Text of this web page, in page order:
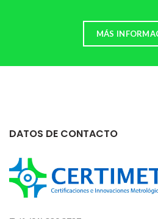
MÁS
DATOS DE CONTACTO